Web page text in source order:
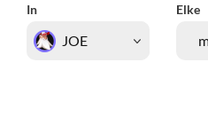
In Elke